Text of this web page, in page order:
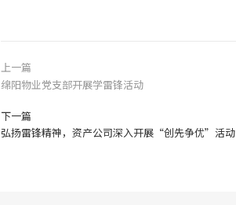
上一篇
绵阳物业党支部开展学雷锋活动
下一篇
弘扬雷锋精神，资产公司深入开展“创先争优”活动